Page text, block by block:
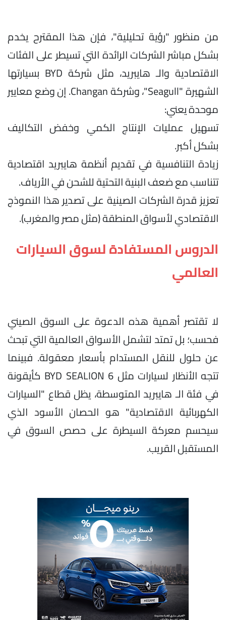
من منظور "رؤية تحليلية"، فإن هذا المقترح يخدم
بشكل مباشر الشركات الرائدة التي تسيطر على الفئات
الاقتصادية والـ هايبريد، مثل شركة BYD بسيارتها
الشهيرة "Seagull"، وشركة Changan. إن وضع معايير
موحدة يعني:
تسهيل عمليات الإنتاج الكمي وخفض التكاليف
بشكل أكبر.
زيادة التنافسية في تقديم أنظمة هايبريد اقتصادية
تتناسب مع ضعف البنية التحتية للشحن في الأرياف.
تعزيز قدرة الشركات الصينية على تصدير هذا النموذج
الاقتصادي لأسواق المنطقة (مثل مصر والمغرب).
الدروس المستفادة لسوق السيارات
العالمي
لا تقتصر أهمية هذه الدعوة على السوق الصيني
فحسب؛ بل تمتد لتشمل الأسواق العالمية التي تبحث
عن حلول للنقل المستدام بأسعار معقولة. فبينما
تتجه الأنظار لسيارات مثل BYD SEALION 6 كأيقونة
في فئة الـ هايبريد المتوسطة، يظل قطاع "السيارات
الكهربائية الاقتصادية" هو الحصان الأسود الذي
سيحسم معركة السيطرة على حصص السوق في
المستقبل القريب.